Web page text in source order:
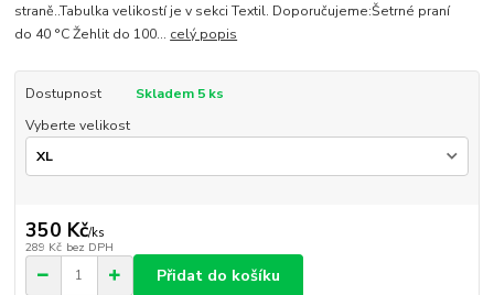
straně..Tabulka velikostí je v sekci Textil. Doporučujeme:Šetrné praní
do 40 °C Žehlit do 100... celý popis
Dostupnost
Skladem 5 ks
Vyberte velikost
350 Kč/ks
289 Kč bez DPH
Přidat do košíku